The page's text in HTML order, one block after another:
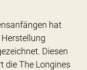
hat
Diesen
die The Longines